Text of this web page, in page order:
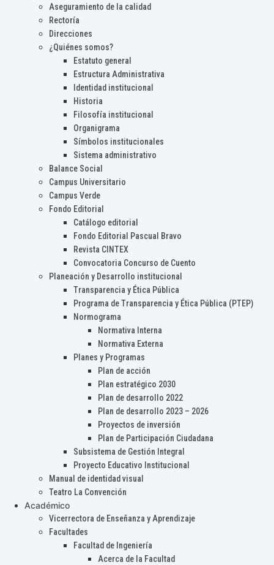
Aseguramiento de la calidad
Rectoría
Direcciones
¿Quiénes somos?
Estatuto general
Estructura Administrativa
Identidad institucional
Historia
Filosofía institucional
Organigrama
Símbolos institucionales
Sistema administrativo
Balance Social
Campus Universitario
Campus Verde
Fondo Editorial
Catálogo editorial
Fondo Editorial Pascual Bravo
Revista CINTEX
Convocatoria Concurso de Cuento
Planeación y Desarrollo institucional
Transparencia y Ética Pública
Programa de Transparencia y Ética Pública (PTEP)
Normograma
Normativa Interna
Normativa Externa
Planes y Programas
Plan de acción
Plan estratégico 2030
Plan de desarrollo 2022
Plan de desarrollo 2023 – 2026
Proyectos de inversión
Plan de Participación Ciudadana
Subsistema de Gestión Integral
Proyecto Educativo Institucional
Manual de identidad visual
Teatro La Convención
Académico
Vicerrectora de Enseñanza y Aprendizaje
Facultades
Facultad de Ingeniería
Acerca de la Facultad